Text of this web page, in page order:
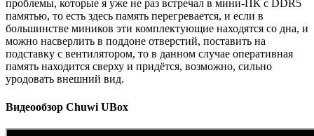
проблемы, которые я уже не раз встречал в мини-ПК с DDR5
памятью, то есть здесь память перегревается, и если в
большинстве миников эти комплектующие находятся со дна, и
можно насверлить в поддоне отверстий, поставить на
подставку с вентилятором, то в данном случае оперативная
память находится сверху и придётся, возможно, сильно
уродовать внешний вид.
Видеообзор Chuwi UBox